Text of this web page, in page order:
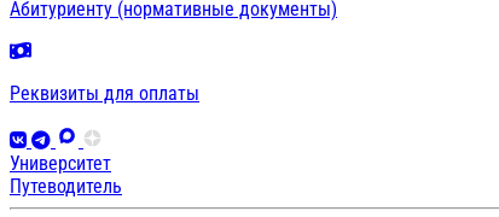
Абитуриенту (нормативные документы)
Реквизиты для оплаты
Университет
Путеводитель